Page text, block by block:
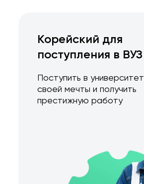
Корейский для
поступления в ВУЗ
Поступить в университет
своей мечты и получить
престижную работу